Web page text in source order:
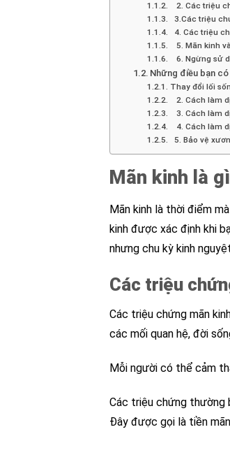
2. Các triệu
3.Các triệu
4. Các triệu
5. Mãn kinh
6. Ngừng sử
Những điều bạn
Thay đổi lối
2. Cách làm
3. Cách làm
4. Cách làm
5. Bảo vệ
Mãn kinh là
Mãn kinh là thời điểm
kinh được xác định khi
nhưng chu kỳ kinh
Các triệu
Các triệu chứng mãn
các mối quan hệ, đời
Mỗi người có thể cảm
Các triệu chứng thường
Đây được gọi là tiền